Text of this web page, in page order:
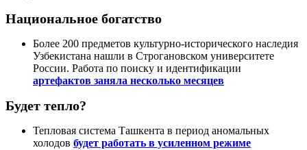
Национальное богатство
Более 200 предметов культурно-исторического наследия
Узбекистана нашли в Строгановском университете
России. Работа по поиску и идентификации
артефактов заняла несколько месяцев
Будет тепло?
Тепловая система Ташкента в период аномальных
холодов будет работать в усиленном режиме